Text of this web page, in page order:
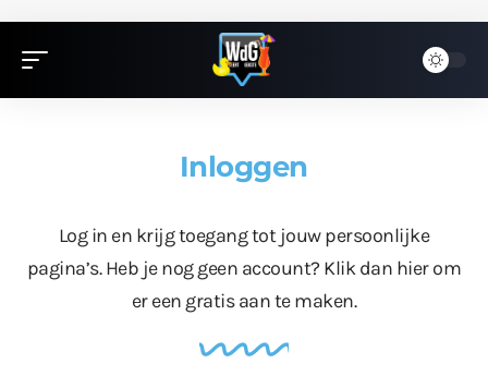
Inloggen
Log in en krijg toegang tot jouw persoonlijke
pagina’s. Heb je nog geen account? Klik dan hierom
er een gratis aan te maken.